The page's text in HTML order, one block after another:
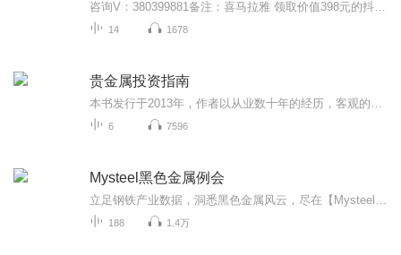
14 1678
贵金属投资指南
6 7596
Mysteel黑色金属例会
188 1.4万